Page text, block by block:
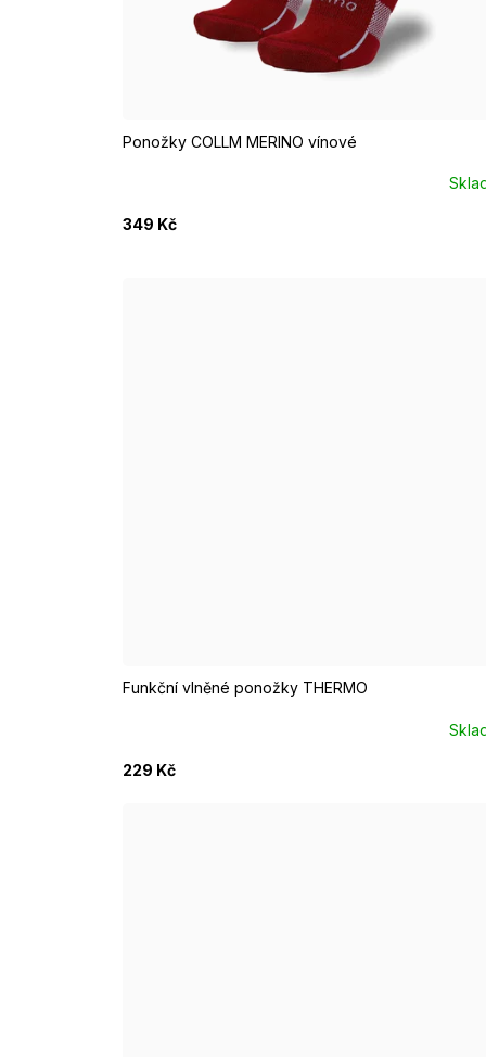
Ponožky COLLM MERINO vínové
349 Kč
Funkční vlněné ponožky THERMO
229 Kč